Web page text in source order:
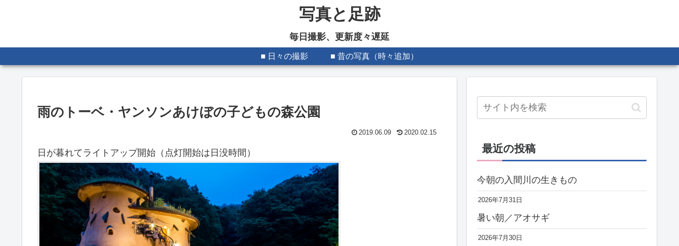
写真と足跡
毎日撮影、更新度々遅延
■ 日々の撮影 ■ 昔の写真（時々追加）
雨のトーベ・ヤンソンあけぼの子どもの森公園
2019.06.09 2020.02.15
日が暮れてライトアップ開始（点灯開始は日没時間） 最近の投稿
今朝の入間川の生きもの
2026年7月31日
暑い朝／アオサギ
2026年7月30日